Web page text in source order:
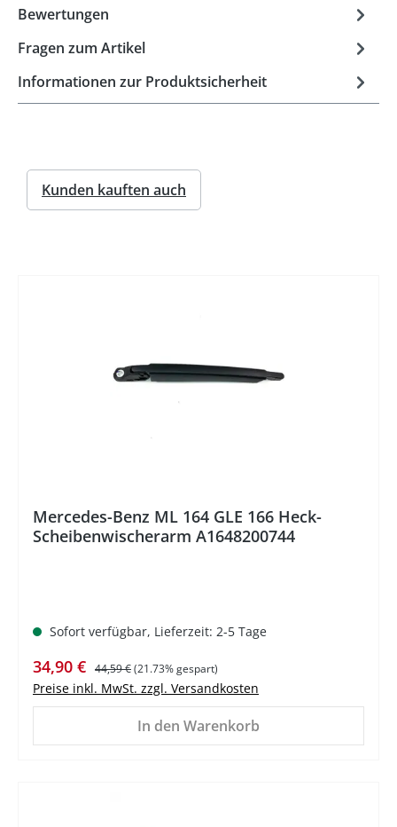
Bewertungen
Fragen zum Artikel
Informationen zur Produktsicherheit
Kunden kauften auch
Mercedes-Benz ML 164 GLE 166 Heck-
Scheibenwischerarm A1648200744
Sofort verfügbar, Lieferzeit: 2-5 Tage
Verkaufspreis:
34,90 € Regulärer Preis:
44,59 €(21.73% gespart)
Preise inkl. MwSt. zzgl. Versandkosten
In den Warenkorb